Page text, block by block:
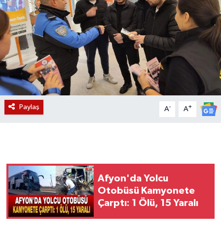
Paylaş A- A+
Afyon'da Yolcu
Otobüsü Kamyonete
Çarptı: 1 Ölü, 15 Yaralı